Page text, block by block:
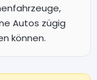
Autos zügig
können.